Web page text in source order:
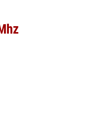
Elbac 943545-S0